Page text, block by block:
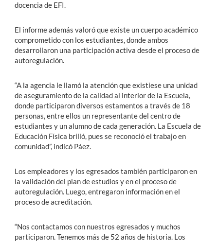
docencia de EFI.
El informe además valoró que existe un cuerpo académico
comprometido con los estudiantes, donde ambos
desarrollaron una participación activa desde el proceso de
autoregulación.
“A la agencia le llamó la atención que existiese una unidad
de aseguramiento de la calidad al interior de la Escuela,
donde participaron diversos estamentos a través de 18
personas, entre ellos un representante del centro de
estudiantes y un alumno de cada generación. La Escuela de
Educación Física brilló, pues se reconoció el trabajo en
comunidad”, indicó Páez.
Los empleadores y los egresados también participaron en
la validación del plan de estudios y en el proceso de
autoregulación. Luego, entregaron información en el
proceso de acreditación.
“Nos contactamos con nuestros egresados y muchos
participaron. Tenemos más de 52 años de historia. Los